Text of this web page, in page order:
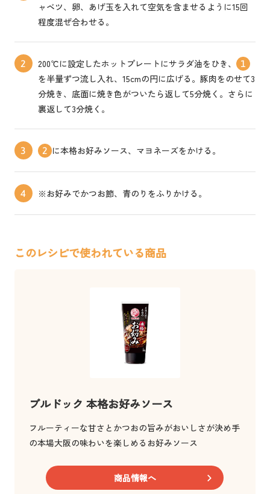
このレシピで使われている商品
ブルドック 本格お好みソース
フルーティーな甘さとかつおの旨みがおいしさが決め手
の本場大阪の味わいを楽しめるお好みソース
商品情報へ
ャベツ、卵、あげ玉を入れて空気を含ませるように15回
程度混ぜ合わせる。
2 200℃に設定したホットプレートにサラダ油をひき、 1
を半量ずつ流し入れ、15cmの円に広げる。豚肉をのせて3
分焼き、底面に焼き色がついたら返して5分焼く。さらに
裏返して3分焼く。
3 2 に本格お好みソース、マヨネーズをかける。
4 ※お好みでかつお節、青のりをふりかける。